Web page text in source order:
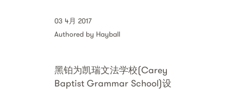
03 4月 2017
Authored by Hayball
黑铂为凯瑞文法学校(Carey
Baptist Grammar School)设